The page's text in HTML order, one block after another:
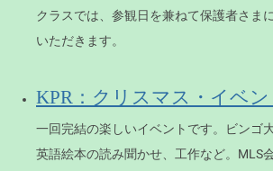
クラスでは、参観日を兼ねて保護者さま
いただきます。
KPR：クリスマス・イベン
一回完結の楽しいイベントです。ビンゴ
英語絵本の読み聞かせ、工作など。MLS